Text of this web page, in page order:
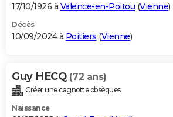
17/10/1926 à Valence-en-Poitou (Vienne)
Décès
10/09/2024 à Poitiers (Vienne)
Guy HECQ (72 ans)
Créer une cagnotte obsèques
Naissance